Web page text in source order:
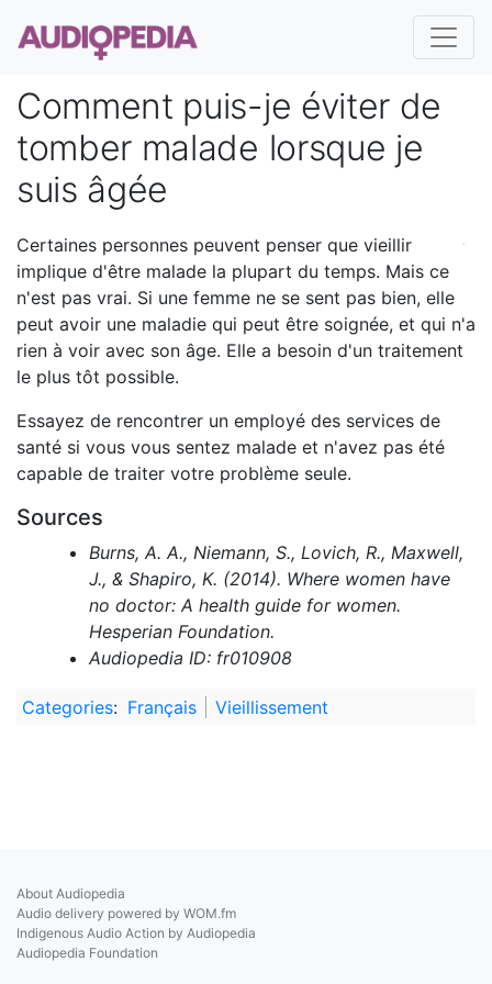
Comment puis-je éviter de
tomber malade lorsque je
suis âgée
Certaines personnes peuvent penser que vieillir
implique d'être malade la plupart du temps. Mais ce
n'est pas vrai. Si une femme ne se sent pas bien, elle
peut avoir une maladie qui peut être soignée, et qui n'a
rien à voir avec son âge. Elle a besoin d'un traitement
le plus tôt possible.
Essayez de rencontrer un employé des services de
santé si vous vous sentez malade et n'avez pas été
capable de traiter votre problème seule.
Sources
Burns, A. A., Niemann, S., Lovich, R., Maxwell,
J., & Shapiro, K. (2014). Where women have
no doctor: A health guide for women.
Hesperian Foundation.
Audiopedia ID: fr010908
Categories: Français Vieillissement
About Audiopedia
Audio delivery powered by WOM.fm
Indigenous Audio Action by Audiopedia
Audiopedia Foundation